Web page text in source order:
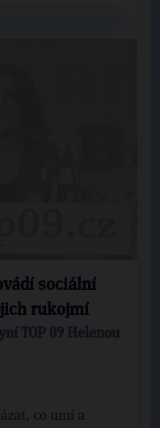
sociální
rukojmí
TOP 09 Helenou
co umí a